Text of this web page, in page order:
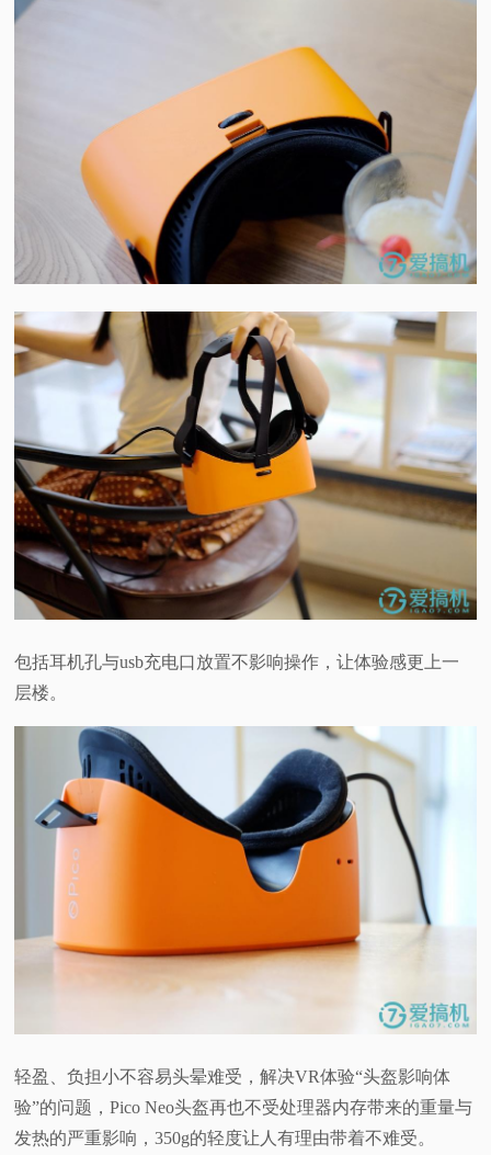
包括耳机孔与usb充电口放置不影响操作，让体验感更上一
层楼。
轻盈、负担小不容易头晕难受，解决VR体验“头盔影响体
验”的问题，Pico Neo头盔再也不受处理器内存带来的重量与
发热的严重影响，350g的轻度让人有理由带着不难受。